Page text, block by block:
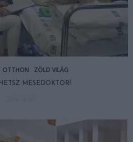
OTTHON ZÖLD VILÁG
MESEDOKTOR!